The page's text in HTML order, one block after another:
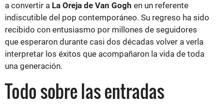
a convertir a La Oreja de Van Gogh en un referente
indiscutible del pop contemporáneo. Su regreso ha sido
recibido con entusiasmo por millones de seguidores
que esperaron durante casi dos décadas volver a verla
interpretar los éxitos que acompañaron la vida de toda
una generación.
Todo sobre las entradas